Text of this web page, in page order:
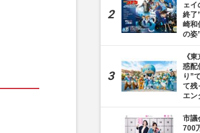
ェイ
終了
崎和
の姿”
《
惑配
り”
て残
エン
市議
700